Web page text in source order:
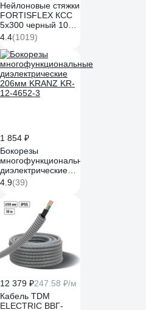
Нейлоновые стяжки
FORTISFLEX КСС
5х300 черный 100
штук 49417
4.4(1019)
1 854 ₽
Бокорезы
многофункциональные
диэлектрические
206мм KRANZ KR-
12-4652-3
4.9(39)
12 379 ₽247.58 ₽/м
Кабель TDM
ELECTRIC ВВГ-